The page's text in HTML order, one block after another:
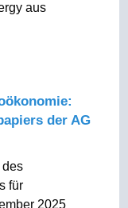
aus
der AG
für
2025